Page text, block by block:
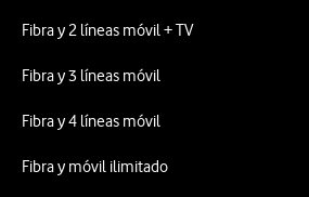
Fibra y 2 líneas móvil + TV
Fibra y 3 líneas móvil
Fibra y 4 líneas móvil
Fibra y móvil ilimitado